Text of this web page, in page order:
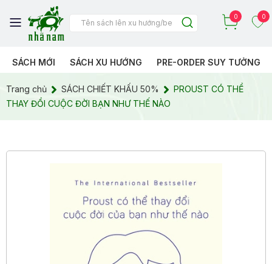
0 0
SÁCH MỚI SÁCH XU HƯỚNG PRE-ORDER SUY TƯỞNG
Trang chủ SÁCH CHIẾT KHẤU 50%
PROUST CÓ THỂ
THAY ĐỔI CUỘC ĐỜI BẠN NHƯ THẾ NÀO